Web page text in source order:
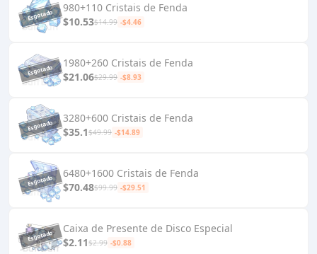
980+110 Cristais de Fenda
$10.53$14.99 -$4.46
1980+260 Cristais de Fenda
$21.06$29.99 -$8.93
3280+600 Cristais de Fenda
$35.1$49.99 -$14.89
6480+1600 Cristais de Fenda
$70.48$99.99 -$29.51
Caixa de Presente de Disco Especial
$2.11$2.99 -$0.88